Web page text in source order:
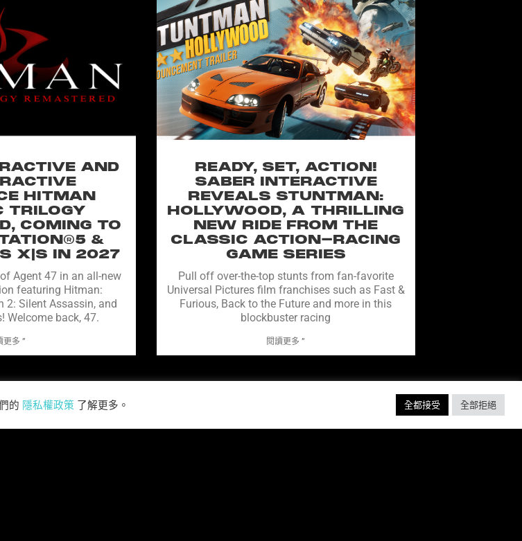
AND
HITMAN
TRILOGY
COMING TO
&
X|S IN 2027
Agent 47 in an all-new
featuring Hitman:
2: Silent Assassin, and
Welcome back, 47.
更多 ”
READY, SET, ACTION!
SABER INTERACTIVE
REVEALS STUNTMAN:
HOLLYWOOD, A THRILLING
NEW RIDE FROM THE
CLASSIC ACTION-RACING
GAME SERIES
Pull off over-the-top stunts from fan-favorite
Universal Pictures film franchises such as Fast &
Furious, Back to the Future and more in this
blockbuster racing
閱讀更多 ”
的 隱私權政策 了解更多。 全都接受 全部拒絕